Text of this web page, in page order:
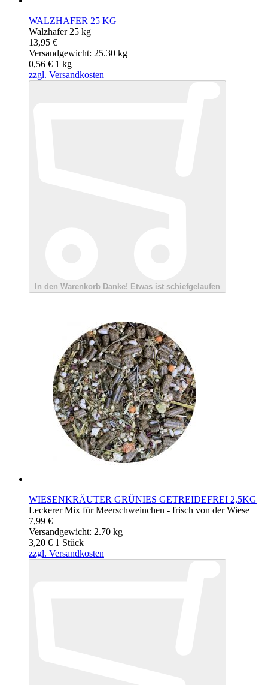
WALZHAFER 25 KG
Walzhafer 25 kg
13,95 €
Versandgewicht: 25.30 kg
0,56 € 1 kg
zzgl. Versandkosten
In den Warenkorb Danke! Etwas ist schiefgelaufen
WIESENKRÄUTER GRÜNIES GETREIDEFREI 2,5KG
Leckerer Mix für Meerschweinchen - frisch von der Wiese
7,99 €
Versandgewicht: 2.70 kg
3,20 € 1 Stück
zzgl. Versandkosten